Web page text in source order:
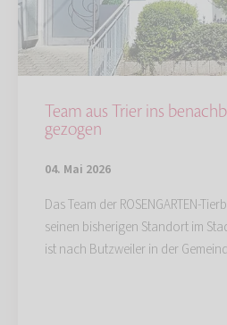
Team aus Trier ins
gezogen
04. Mai 2026
Das Team der ROSENGARTEN-
seinen bisherigen Standort im
ist nach Butzweiler in der